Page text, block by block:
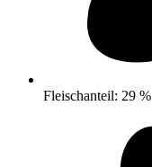
Fleischanteil: 29 %